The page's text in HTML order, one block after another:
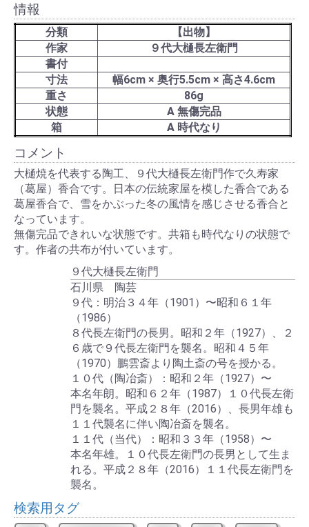
情報
分類
【出物】
作家
９代大樋長左衛門
書付
寸法
幅6cm × 奥行5.5cm × 高さ4.6cm
重さ
86g
状態
A 無傷完品
箱
A 時代なり
コメント
大樋焼を代表する陶工、９代大樋長左衛門作で久寿家
（葛屋）香合です。日本の伝統家屋を模した香合である
葛屋香合で、雪をかぶった冬の風情を感じさせる香合と
なっています。
無傷完品できれいな状態です。共箱も時代なりの状態で
す。作者の共布が付いています。
９代大樋長左衛門
石川県 陶芸
９代：明治３４年（1901）〜昭和６１年
（1986）
８代長左衛門の長男。昭和２年（1927）、２
６歳で９代長左衛門を襲名。昭和４５年
（1970）鵬雲斎より陶土斎の号を授かる。
１０代（陶冶斎）：昭和２年（1927）〜
本名年朗。昭和６２年（1987）１０代長左衛
門を襲名。平成２８年（2016）、長男年雄も
１１代襲名に伴い陶冶斎を襲名。
１１代（当代）：昭和３３年（1958）〜
本名年雄。１０代長左衛門の長男として生ま
れる。平成２８年（2016）１１代長左衛門を
襲名。
検索用タグ